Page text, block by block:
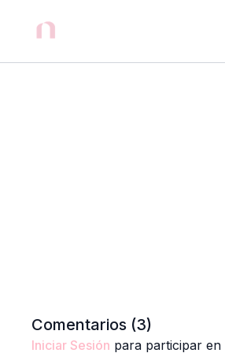
Comentarios (3)
Iniciar Sesión para participar